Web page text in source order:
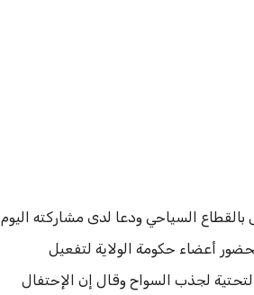
بالقطاع السياحي ودعا لدى مشاركته اليوم
بحضور أعضاء حكومة الولاية لتفعيل
التحتية لجذب السواح وقال إن الإحتفال